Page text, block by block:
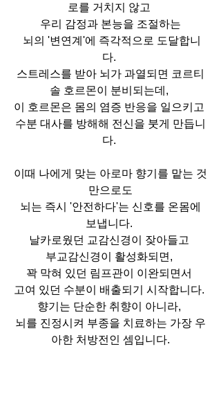
로를 거치지 않고
우리 감정과 본능을 조절하는
다.
스트레스를 받아 뇌가 과열되면 코르티
솔 호르몬이 분비되는데,
이 호르몬은 몸의 염증 반응을 일으키고
수분 대사를 방해해 전신을 붓게 만듭니
다.
이때 나에게 맞는 아로마 향기를 맡는 것
만으로도
보냅니다.
날카로웠던 교감신경이 잦아들고
부교감신경이 활성화되면,
꽉 막혀 있던 림프관이 이완되면서
고여 있던 수분이 배출되기 시작합니다.
향기는 단순한 취향이 아니라,
뇌를 진정시켜 부종을 치료하는 가장 우
아한 처방전인 셈입니다.